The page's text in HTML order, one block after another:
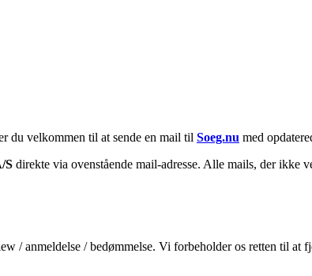
du velkommen til at sende en mail til Soeg.nu med
S direkte via ovenstående mail-adresse. Alle mails, der ikke
/ anmeldelse / bedømmelse. Vi forbeholder os retten til at